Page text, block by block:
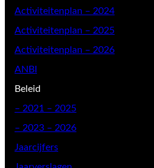
Activiteitenplan – 2024
Activiteitenplan – 2025
Activiteitenplan – 2026
ANBI
Beleid
– 2021 – 2025
– 2023 – 2026
Jaarcijfers